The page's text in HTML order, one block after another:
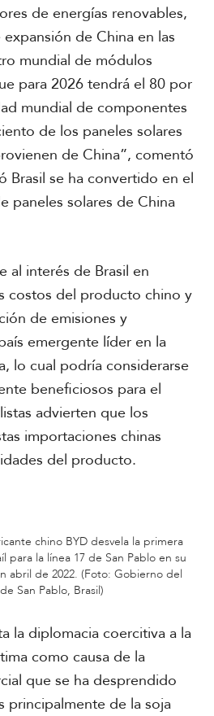
de energías renovables,
de China en las
mundial de módulos
para 2026 tendrá el 80 por
mundial de componentes
de los paneles solares
de China”, comentó
Brasil se ha convertido en el
paneles solares de China
al interés de Brasil en
costos del producto chino y
de emisiones y
emergente líder en la
lo cual podría considerarse
beneficiosos para el
advierten que los
importaciones chinas
del producto.
chino BYD desvela la primera
para la línea 17 de San Pablo en su
abril de 2022. (Foto: Gobierno del
San Pablo, Brasil)
la diplomacia coercitiva a la
como causa de la
que se ha desprendido
principalmente de la soja